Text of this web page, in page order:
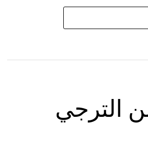
الترجي